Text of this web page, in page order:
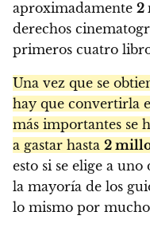
aproximadamente 2
derechos
primeros cuatro
Una vez que se
hay que convertirla
más importantes se
a gastar hasta 2
esto si se elige a
la mayoría de los
lo mismo por